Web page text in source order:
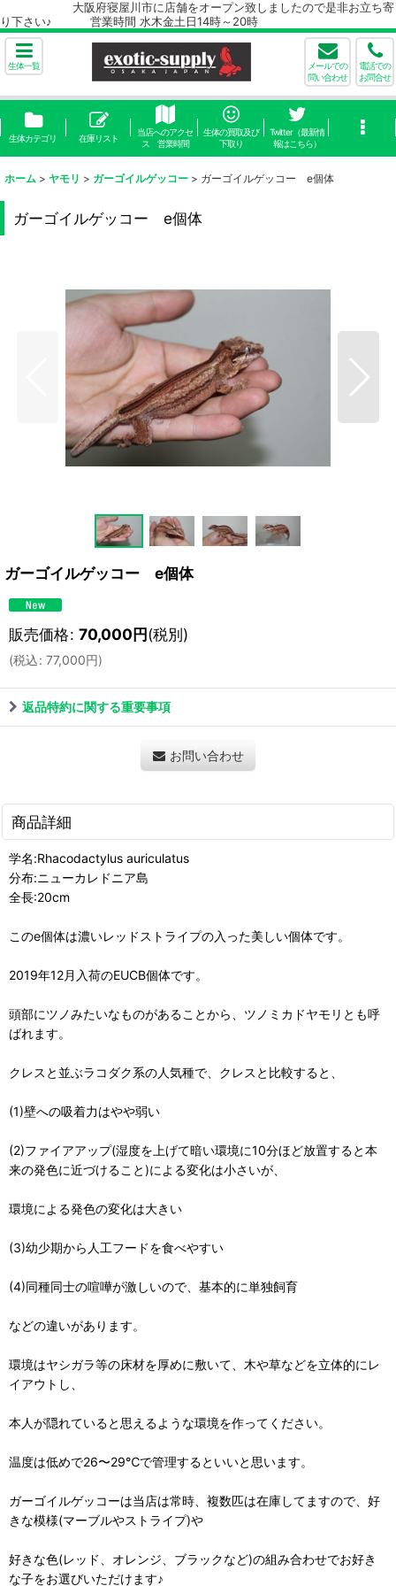
大阪府寝屋川市に店舗をオープン致しましたので是非お立ち寄
り下さい♪ 営業時間 水木金土日14時～20時
生体一覧
メールでの
問い合わせ
電話での
お問合せ
生体カテゴリ 在庫リスト
当店へのアクセ
ス 営業時間
生体の買取及び
下取り
Twitter（最新情
報はこちら）
ホーム > ヤモリ > ガーゴイルゲッコー > ガーゴイルゲッコー e個体
ガーゴイルゲッコー e個体
ガーゴイルゲッコー e個体
販売価格: 70,000円(税別)
(税込: 77,000円)
返品特約に関する重要事項
お問い合わせ
商品詳細
学名:Rhacodactylus auriculatus
分布:ニューカレドニア島
全長:20cm
このe個体は濃いレッドストライプの入った美しい個体です。
2019年12月入荷のEUCB個体です。
頭部にツノみたいなものがあることから、ツノミカドヤモリとも呼
ばれます。
クレスと並ぶラコダク系の人気種で、クレスと比較すると、
(1)壁への吸着力はやや弱い
(2)ファイアアップ(湿度を上げて暗い環境に10分ほど放置すると本
来の発色に近づけること)による変化は小さいが、
環境による発色の変化は大きい
(3)幼少期から人工フードを食べやすい
(4)同種同士の喧嘩が激しいので、基本的に単独飼育
などの違いがあります。
環境はヤシガラ等の床材を厚めに敷いて、木や草などを立体的にレ
イアウトし、
本人が隠れていると思えるような環境を作ってください。
温度は低めで26〜29℃で管理するといいと思います。
ガーゴイルゲッコーは当店は常時、複数匹は在庫してますので、好
きな模様(マーブルやストライプ)や
好きな色(レッド、オレンジ、ブラックなど)の組み合わせでお好き
な子をお選びいただけます♪